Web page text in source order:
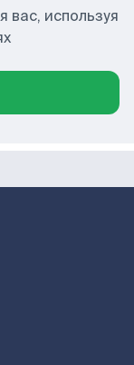
используя